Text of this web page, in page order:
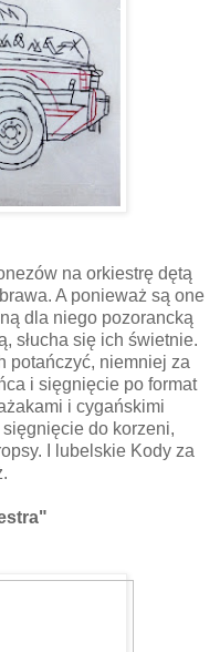
na orkiestrę dętą
A ponieważ są one
dla niego pozorancką
słucha się ich świetnie.
potańczyć, niemniej za
i sięgnięcie po format
i cygańskimi
do korzeni,
I lubelskie Kody za